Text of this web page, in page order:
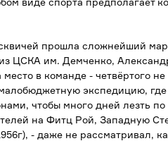
прошла сложнейший
ЦСКА им. Демченко,
место в команде - четвёртого
экспедицию,
чтобы много дней лезть
на Фитц Рой, Западную
- даже не рассматривал,